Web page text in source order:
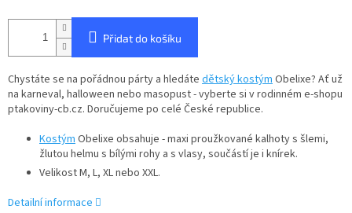
Přidat do košíku
Chystáte se na pořádnou párty a hledáte dětský kostýmObelixe? Ať už
na karneval, halloween nebo masopust - vyberte si v rodinném e-shopu
ptakoviny-cb.cz. Doručujeme po celé České republice.
KostýmObelixe obsahuje - maxi proužkované kalhoty s šlemi,
žlutou helmu s bílými rohy a s vlasy, součástí je i knírek.
Velikost M, L, XL nebo XXL.
Detailní informace